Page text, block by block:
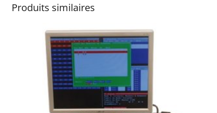
Produits similaires